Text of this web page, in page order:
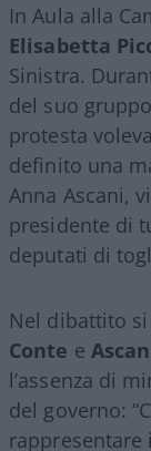
In Aula alla
Elisabetta
Sinistra.
del suo
protesta
definito una
Anna Ascani,
presidente di
deputati di
Nel dibattito
Conte e
l’assenza di
del governo:
rappresentare